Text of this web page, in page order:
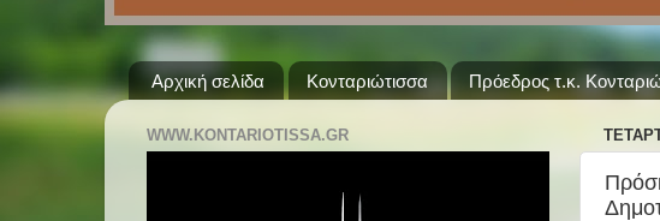
Αρχική σελίδα Κονταριώτισσα Πρόεδρος τ.κ.
WWW.KONTARIOTISSA.GR